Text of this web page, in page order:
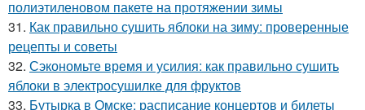
полиэтиленовом пакете на протяжении зимы
31. Как правильно сушить яблоки на зиму: проверенные
рецепты и советы
32. Сэкономьте время и усилия: как правильно сушить
яблоки в электросушилке для фруктов
33. Бутырка в Омске: расписание концертов и билеты